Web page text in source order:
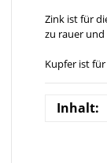
Zink ist für
zu rauer
Kupfer ist
Inhalt: